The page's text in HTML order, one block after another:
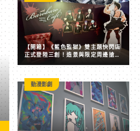
市值一年暴跌 700 億美元！
【開箱】《藍色監獄》雙主題快閃店
正式登陸三創！造景與限定周邊搶先
動漫影劇